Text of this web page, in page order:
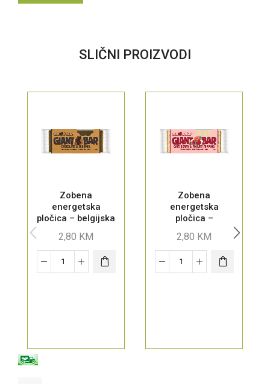
SLIČNI PROIZVODI
Zobena
energetska
pločica – belgijska
karamela
2,80 KM
Zobena
energetska
pločica –
voće
2,80 KM